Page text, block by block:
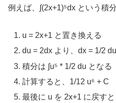
例えば、∫(2x+1)⁵dx という積
u = 2x+1 と置き換える
du = 2dx より、dx = 1/2 du
積分は ∫u⁵ * 1/2 du となる
計算すると、1/12 u⁶ + C
最後に u を 2x+1 に戻す